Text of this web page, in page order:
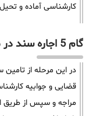
کارشناسی آماده و
گام 5 اجاره سند در مشهد (بازداشت سند)
در این مرحله از
قضایی و جوابیه
مراجه و سپس از طریق